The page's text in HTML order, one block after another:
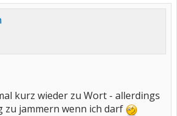
kurz wieder zu Wort - allerdings
zu jammern wenn ich darf